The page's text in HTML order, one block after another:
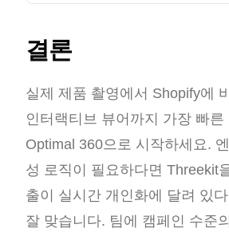
결론
실제 제품 촬영에서 Shopify에
인터랙티브 뷰어까지 가장 빠른
Optimal 360으로 시작하세요.
성 로직이 필요하다면 Threekit
출이 실시간 개인화에 달려 있
잘 맞습니다. 팀에 캠페인 수준